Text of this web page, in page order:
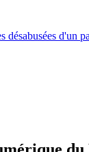
désabusées d'un